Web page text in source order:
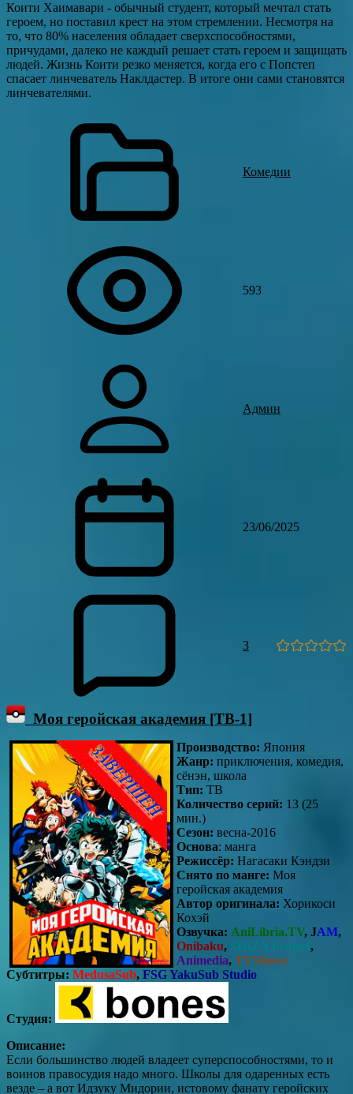
Коити Хаимавари - обычный студент, который мечтал стать
героем, но поставил крест на этом стремлении. Несмотря на
то, что 80% населения обладает сверхспособностями,
причудами, далеко не каждый решает стать героем и защищать
людей. Жизнь Коити резко меняется, когда его с Попстеп
спасает линчеватель Наклдастер. В итоге они сами становятся
линчевателями.
Комедии
593
Админ
23/06/2025
3
Моя геройская академия [ТВ-1]
Производство: Япония
Жанр: приключения, комедия,
сёнэн, школа
Тип: ТВ
Количество серий: 13 (25
мин.)
Сезон: весна-2016
Основа: манга
Режиссёр: Нагасаки Кэндзи
Снято по манге: Моя
геройская академия
Автор оригинала: Хорикоси
Кохэй
Озвучка: AniLibria.TV, JAM,
Onibaku, SHIZA Project,
Animedia, TVShows
Субтитры: MedusaSub, FSG YakuSub Studio
Студия:
Описание:
Если большинство людей владеет суперспособностями, то и
воинов правосудия надо много. Школы для одаренных есть
везде – а вот Идзуку Мидории, истовому фанату геройских